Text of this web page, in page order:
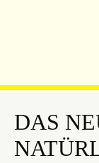
DAS